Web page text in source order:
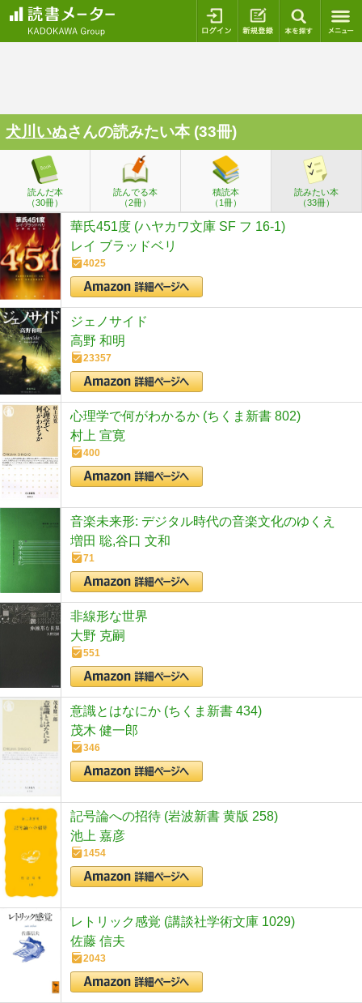
ログイン 新規登録
犬川いぬさんの読みたい本 (33冊)
読んだ本
（30冊）
読んでる本
（2冊）
積読本
（1冊）
読みたい本
（33冊）
華氏451度 (ハヤカワ文庫 SF フ 16-1)
レイ ブラッドベリ
4025
ジェノサイド
高野 和明
23357
心理学で何がわかるか (ちくま新書 802)
村上 宣寛
400
音楽未来形: デジタル時代の音楽文化のゆくえ
増田 聡,谷口 文和
71
非線形な世界
大野 克嗣
551
意識とはなにか (ちくま新書 434)
茂木 健一郎
346
記号論への招待 (岩波新書 黄版 258)
池上 嘉彦
1454
レトリック感覚 (講談社学術文庫 1029)
佐藤 信夫
2043